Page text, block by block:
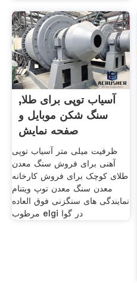
آسیاب توپی برای طلا,
سنگ شکن موبایل و
صفحه نمایش
ظرفیت میلی متر آسیاب توپی
آهنی برای فروش سنگ معدن
طلای کوچک برای فروش کارخانه
معدن سنگ معدن توپ ویتنام
نمایندگی های سنگزنی فوق العاده
مرطوب elgi در گوا